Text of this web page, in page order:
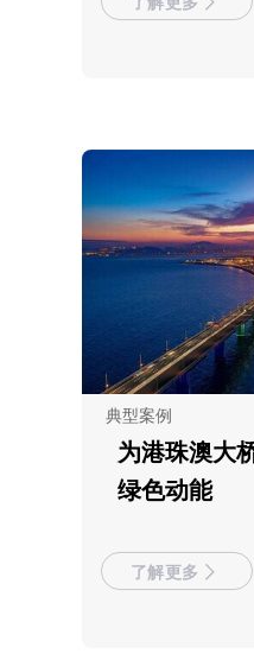
典型案例
为港珠澳大
绿色动能
了解更多